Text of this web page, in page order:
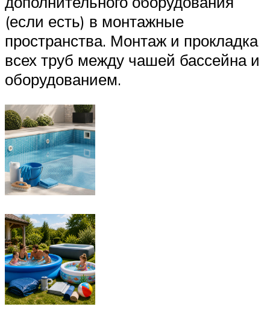
(если есть) в монтажные
пространства. Монтаж и прокладка
всех труб между чашей бассейна и
оборудованием.